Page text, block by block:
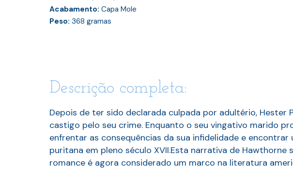
Acabamento: Capa Mole
Peso: 368 gramas
Descrição completa:
Depois de ter sido declarada culpada por adultério, Hester
castigo pelo seu crime. Enquanto o seu vingativo marido
enfrentar as consequências da sua infidelidade e
puritana em pleno século XVII.Esta narrativa de
romance é agora considerado um marco na literatura